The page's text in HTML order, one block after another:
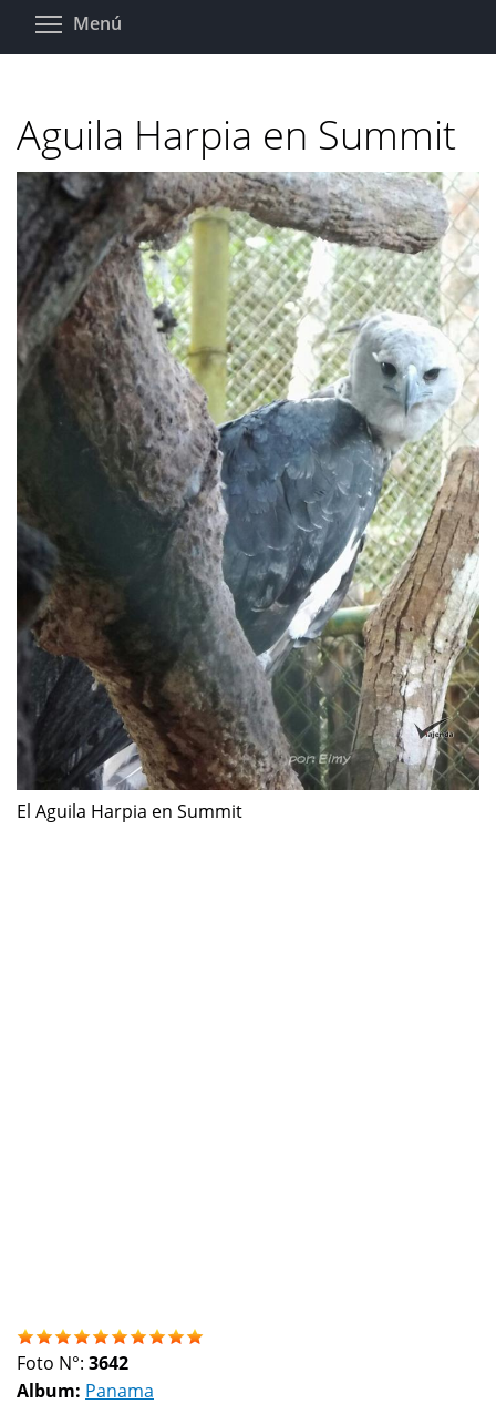
Pasar
Menú
Aguila Harpia en Summit
El Aguila Harpia en Summit
Foto N°: 3642
Album: Panama